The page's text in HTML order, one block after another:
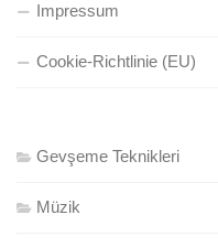
Impressum
Cookie-Richtlinie (EU)
Gevşeme Teknikleri
Müzik